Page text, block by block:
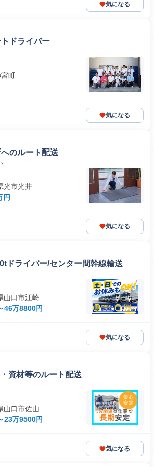
気になる
ドライバー
町
気になる
のルート配送
光市光井
円
気になる
ドライバー/センター間幹線輸送
山口市江崎
46万8800円
気になる
資材等のルート配送
山口市佐山
23万9500円
気になる